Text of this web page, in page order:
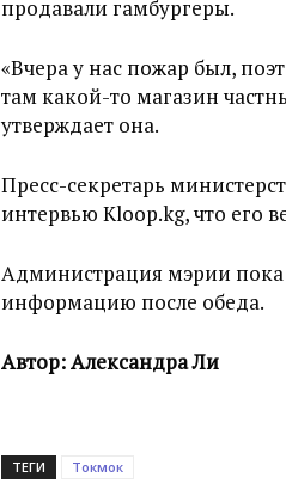
продавали гамбургеры.
«Вчера у нас пожар был,
там какой-то магазин
утверждает она.
Пресс-секретарь
интервью Kloop.kg, что его
Администрация мэрии пока
информацию после обеда.
Автор: Александра Ли
ТЕГИ Токмок